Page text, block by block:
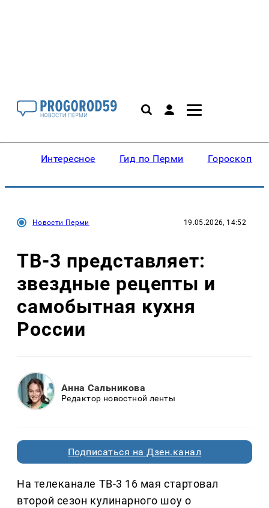
Интересное Гид по Перми Гороскопы
Новости Перми 19.05.2026, 14:52
ТВ-3 представляет:
звездные рецепты и
самобытная кухня
России
Анна Сальникова
Редактор новостной ленты
Подписаться на Дзен.канал
На телеканале ТВ-3 16 мая стартовал
второй сезон кулинарного шоу о